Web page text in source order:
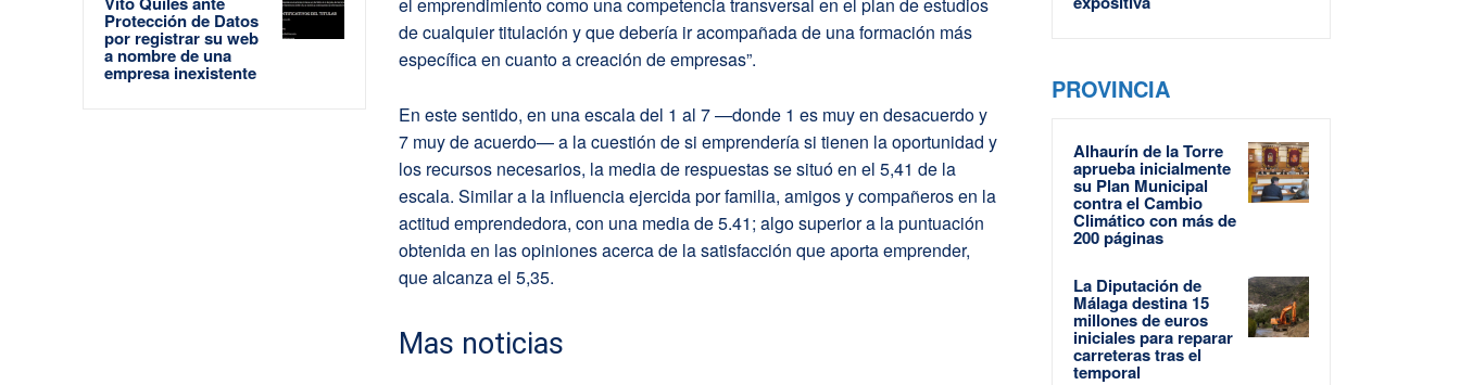
Protección de Datos
por registrar su web
a nombre de una
empresa inexistente
de cualquier titulación y que debería ir acompañada de una formación más
específica en cuanto a creación de empresas”.
En este sentido, en una escala del 1 al 7 —donde 1 es muy en desacuerdo y
7 muy de acuerdo— a la cuestión de si emprendería si tienen la oportunidad y
los recursos necesarios, la media de respuestas se situó en el 5,41 de la
escala. Similar a la influencia ejercida por familia, amigos y compañeros en la
actitud emprendedora, con una media de 5.41; algo superior a la puntuación
obtenida en las opiniones acerca de la satisfacción que aporta emprender,
que alcanza el 5,35.
Mas noticias
PROVINCIA
Alhaurín de la Torre
aprueba inicialmente
su Plan Municipal
contra el Cambio
Climático con más de
200 páginas
La Diputación de
Málaga destina 15
millones de euros
iniciales para reparar
carreteras tras el
temporal